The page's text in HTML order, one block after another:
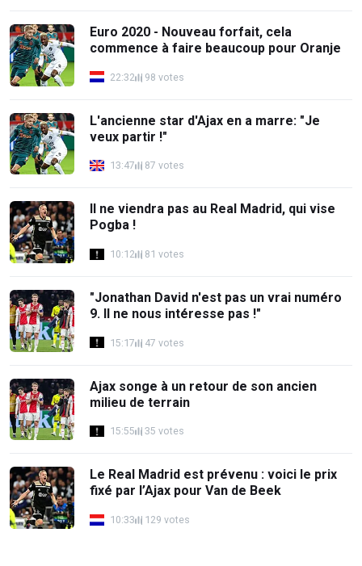
Euro 2020 - Nouveau forfait, cela
commence à faire beaucoup pour Oranje
22:32 98 votes
L'ancienne star d'Ajax en a marre: "Je
veux partir !"
13:47 87 votes
Il ne viendra pas au Real Madrid, qui vise
Pogba !
10:12 81 votes
"Jonathan David n'est pas un vrai numéro
9. Il ne nous intéresse pas !"
15:17 47 votes
Ajax songe à un retour de son ancien
milieu de terrain
15:55 35 votes
Le Real Madrid est prévenu : voici le prix
fixé par l’Ajax pour Van de Beek
10:33 129 votes